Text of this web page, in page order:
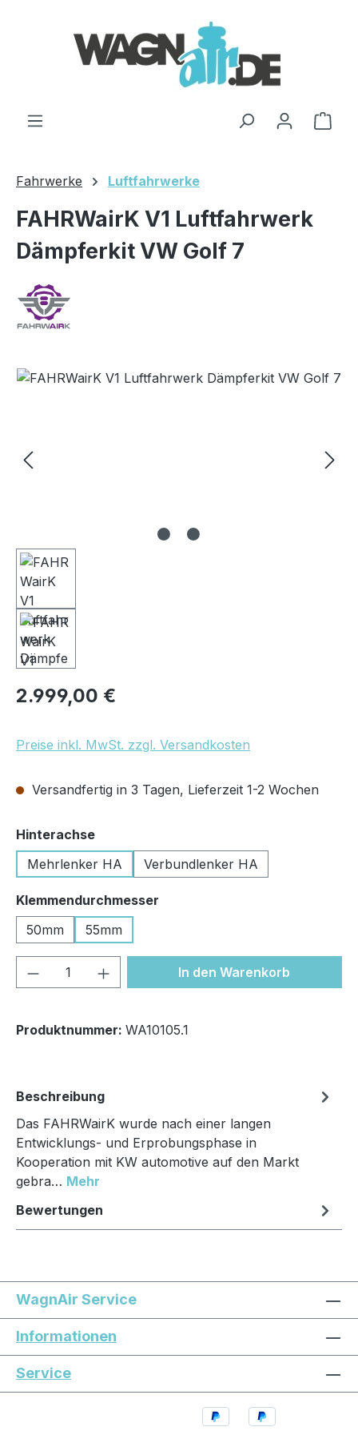
Fahrwerke Luftfahrwerke
FAHRWairK V1 Luftfahrwerk
Dämpferkit VW Golf 7
Bildergalerie überspringen
Regulärer Preis:
2.999,00 €
Preise inkl. MwSt. zzgl. Versandkosten
Versandfertig in 3 Tagen, Lieferzeit 1-2 Wochen
Hinterachseauswählen
Mehrlenker HA
Verbundlenker HA
Klemmendurchmesser
50mm
55mm
Produkt Anzahl: Gib denIn den Warenkorb
Produktnummer: WA10105.1
Beschreibung
Das FAHRWairK wurde nach einer langen
Entwicklungs- und Erprobungsphase in
Kooperation mit KW automotive auf den Markt
gebra… Mehr
Bewertungen
WagnAir Service
Informationen
Service